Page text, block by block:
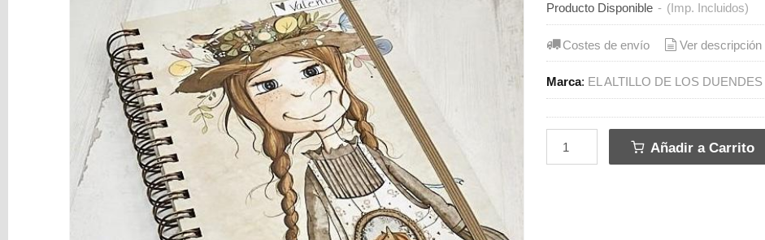
REBAJAS
Novedades
NAVIDAD
Producto Disponible - (Imp. Incluidos)
Costes de envío Ver descripción
Marca: EL ALTILLO DE LOS DUENDES
Añadir a Carrito